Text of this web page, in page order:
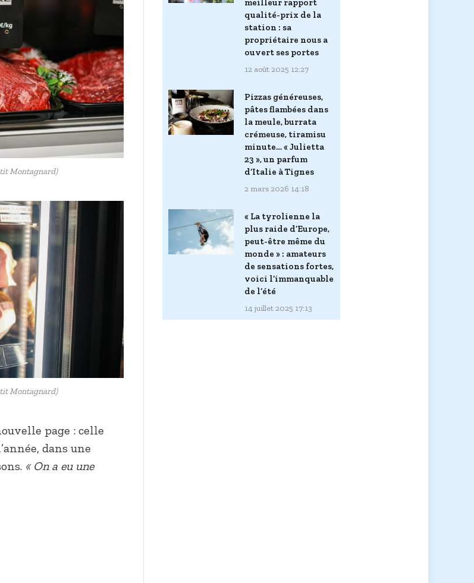
Montagnard)
Montagnard)
page : celle
dans une
« On a eu une
meilleur rapport
qualité-prix de la
station : sa
propriétaire nous a
ouvert ses portes
12 août 2025 12:27
Pizzas généreuses,
pâtes flambées dans
la meule, burrata
crémeuse, tiramisu
minute… « Julietta
23 », un parfum
d’Italie à Tignes
2 mars 2026 14:18
« La tyrolienne la
plus raide d’Europe,
peut-être même du
monde » : amateurs
de sensations fortes,
voici l’immanquable
de l’été
14 juillet 2025 17:13